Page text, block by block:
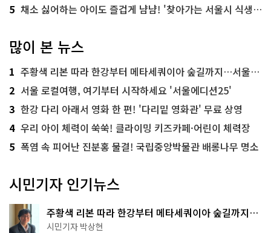
5 채소 싫어하는 아이도 즐겁게 냠냠! '찾아가는 서울시 식생활 교육' 현장
많이 본 뉴스
1 주황색 리본 따라 한강부터 메타세쿼이아 숲길까지…서울둘레길 15코스
2 서울 로컬여행, 여기부터 시작하세요 '서울에디션25'
3 한강 다리 아래서 영화 한 편! '다리밑 영화관' 무료 상영
4 우리 아이 체력이 쑥쑥! 클라이밍 키즈카페·어린이 체력장
5 폭염 속 피어난 진분홍 물결! 국립중앙박물관 배롱나무 명소
시민기자 인기뉴스
주황색 리본 따라 한강부터 메타세쿼이아 숲길까지…
서울둘레길 15코스
시민기자 박상현